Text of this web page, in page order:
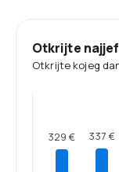
Otkrijte
Otkrijte kojeg
329 € 337 €